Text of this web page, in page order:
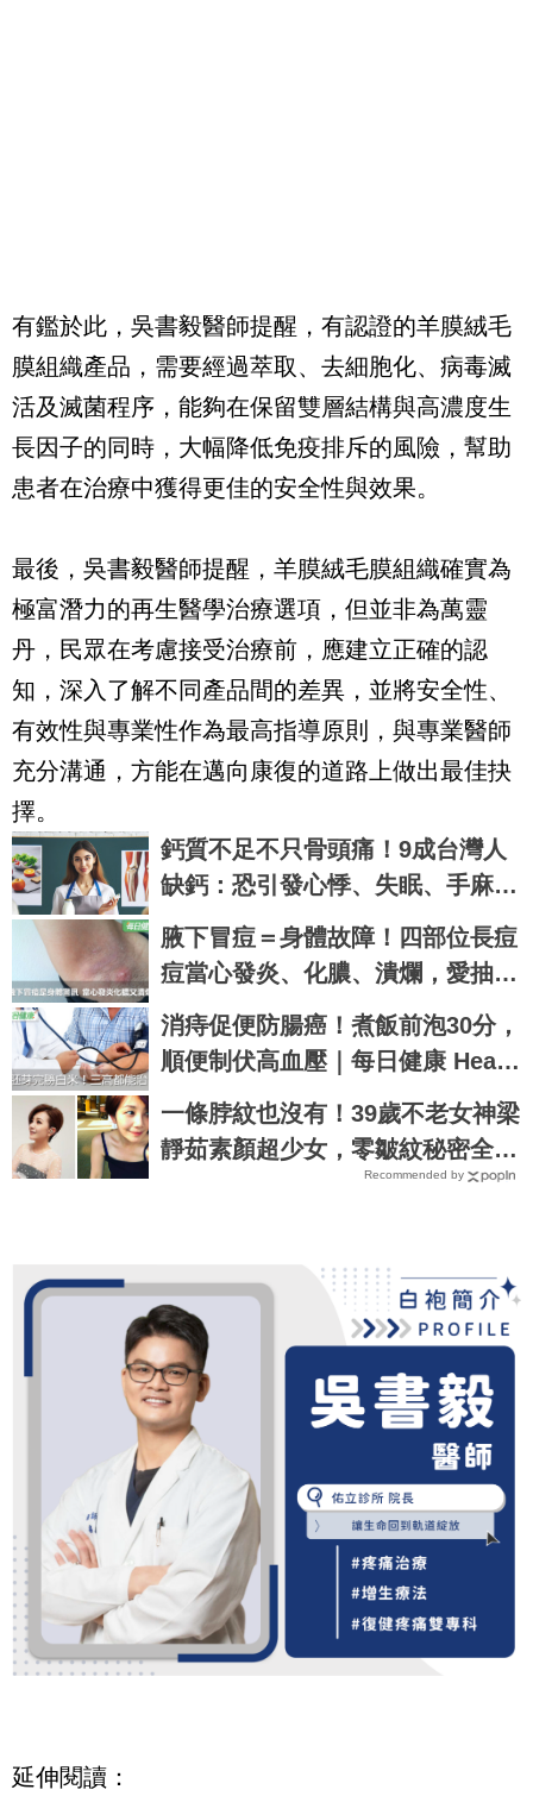
有鑑於此，吳書毅醫師提醒，有認證的羊膜絨毛
膜組織產品，需要經過萃取、去細胞化、病毒滅
活及滅菌程序，能夠在保留雙層結構與高濃度生
長因子的同時，大幅降低免疫排斥的風險，幫助
患者在治療中獲得更佳的安全性與效果。
最後，吳書毅醫師提醒，羊膜絨毛膜組織確實為
極富潛力的再生醫學治療選項，但並非為萬靈
丹，民眾在考慮接受治療前，應建立正確的認
知，深入了解不同產品間的差異，並將安全性、
有效性與專業性作為最高指導原則，與專業醫師
充分溝通，方能在邁向康復的道路上做出最佳抉
擇。
鈣質不足不只骨頭痛！9成台灣人
缺鈣：恐引發心悸、失眠、手麻等
問題
腋下冒痘＝身體故障！四部位長痘
痘當心發炎、化膿、潰爛，愛抽菸
和肥胖者更要小心｜每日健康 Hea
lth
消痔促便防腸癌！煮飯前泡30分，
順便制伏高血壓｜每日健康 Healt
一條脖紋也沒有！39歲不老女神梁
靜茹素顏超少女，零皺紋秘密全靠
一湯兩飲，熬夜疲憊一顆痘痘也不
Recommended by
延伸閱讀：